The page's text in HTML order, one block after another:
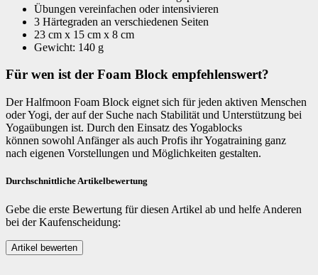
Übungen vereinfachen oder intensivieren
3 Härtegraden an verschiedenen Seiten
23 cm x 15 cm x 8 cm
Gewicht: 140 g
Für wen ist der Foam Block empfehlenswert?
Der Halfmoon Foam Block eignet sich für jeden aktiven Menschen
oder Yogi, der auf der Suche nach Stabilität und Unterstützung bei
Yogaübungen ist. Durch den Einsatz des Yogablocks
können sowohl Anfänger als auch Profis ihr Yogatraining ganz
nach eigenen Vorstellungen und Möglichkeiten gestalten.
Durchschnittliche Artikelbewertung
Gebe die erste Bewertung für diesen Artikel ab und helfe Anderen
bei der Kaufenscheidung: